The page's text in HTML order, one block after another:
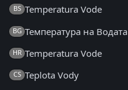
BS Temperatura Vode
BG Температура на Водата
HR Temperatura Vode
CS Teplota Vody